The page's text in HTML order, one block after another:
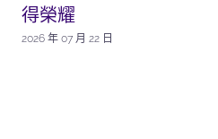
得榮耀
2026 年 07 月 22 日